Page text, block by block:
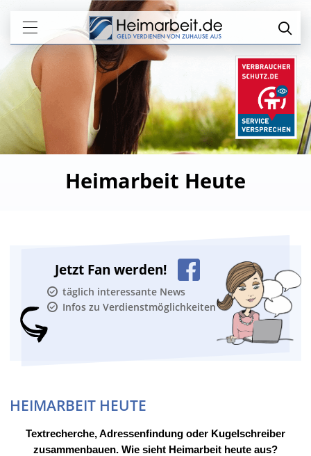
Heimarbeit Heute
Jetzt Fan werden!
täglich interessante News
Infos zu Verdienstmöglichkeiten
HEIMARBEIT HEUTE
Textrecherche, Adressenfindung oder Kugelschreiber
zusammenbauen. Wie sieht Heimarbeit heute aus?